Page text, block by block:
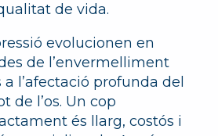
de vida.
evolucionen en
de l’envermelliment
l’afectació profunda del
de l’os. Un cop
és llarg, costós i